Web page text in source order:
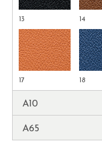
13 14
17 18
A10
A65